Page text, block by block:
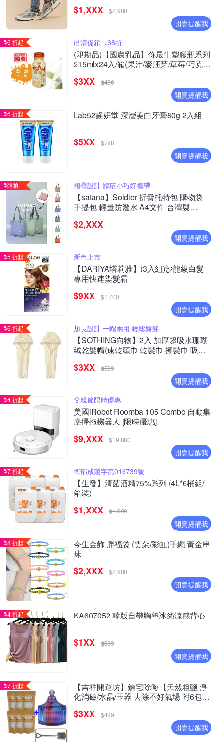
(Y購/網路獨家)
$1,XXX $2,980
開賣提醒我
6 折起 出清促銷↘68折
(即期品)【國農乳品】你最牛塑膠瓶系列
215mlx24入/箱(果汁/麥胚芽/草莓/巧克力
$3XX $480
開賣提醒我
6 折起 Lab52齒妍堂 深層美白牙膏80g 2入組
$5XX $798
開賣提醒我
限搶 摺疊設計 體積小巧好攜帶
【satana】Soldier 折疊托特包 購物袋
手提包 輕量防潑水 A4文件 台灣製
$2,XXX
開賣提醒我
5 折起 新色上市
【DARIYA塔莉雅】(3入組)沙龍級白髮
專用快速染髮霜
$9XX $1,700
開賣提醒我
6 折起 加長設計 一帽兩用 輕鬆盤髮
【SOTHING向物】2入 加厚超吸水珊瑚
絨乾髮帽(速乾頭巾 乾髮巾 擦髮巾 吸水
$3XX $599
開賣提醒我
4 折起 父親節限時優惠
美國iRobot Roomba 105 Combo 自動集
塵掃拖機器人 [限時優惠]
$9,XXX $19,880
開賣提醒我
7 折起 衛部成製字第016739號
【生發】清菌酒精75%系列 (4L*6桶組/
箱裝)
$1,XXX $1,920
開賣提醒我
8 折起
今生金飾 胖福袋 (雲朵/彩虹)手繩 黃金串
珠
$2,XXX $2,980
開賣提醒我
4 折起 KA607052 韓版自帶胸墊冰絲涼感背心
$1XX $399
開賣提醒我
7 折起
【吉祥開運坊】鎮宅除晦【天然粗鹽 淨
化消磁/水晶/玉器 去除不好氣場 附6包海
$3XX $499
開賣提醒我